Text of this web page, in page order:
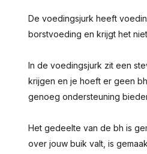
De voedingsjurk heeft
borstvoeding en krijgt het
In de voedingsjurk zit een
krijgen en je hoeft er geen
genoeg ondersteuning
Het gedeelte van de bh is
over jouw buik valt, is